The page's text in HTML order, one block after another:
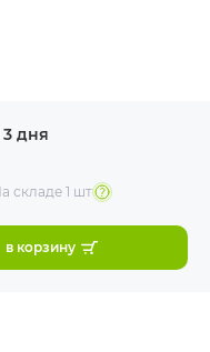
3 дня
складе1 шт
в корзину